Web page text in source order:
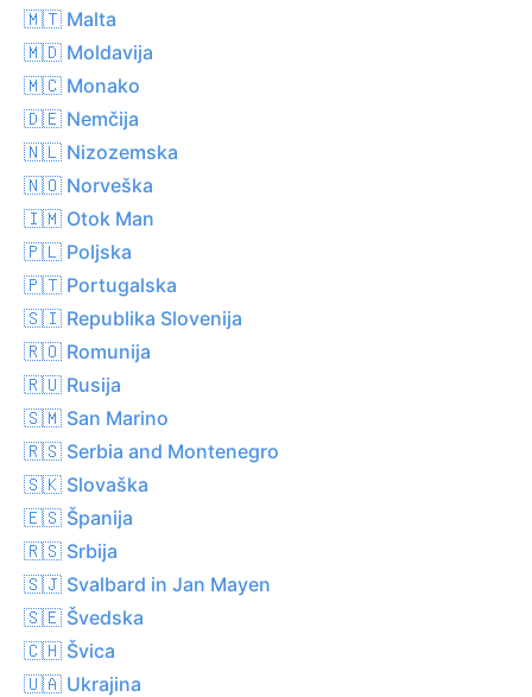
🇲🇹 Malta
🇲🇩 Moldavija
🇲🇨 Monako
🇩🇪 Nemčija
🇳🇱 Nizozemska
🇳🇴 Norveška
🇮🇲 Otok Man
🇵🇱 Poljska
🇵🇹 Portugalska
🇸🇮 Republika Slovenija
🇷🇴 Romunija
🇷🇺 Rusija
🇸🇲 San Marino
🇷🇸 Serbia and Montenegro
🇸🇰 Slovaška
🇪🇸 Španija
🇷🇸 Srbija
🇸🇯 Svalbard in Jan Mayen
🇸🇪 Švedska
🇨🇭 Švica
🇺🇦 Ukrajina